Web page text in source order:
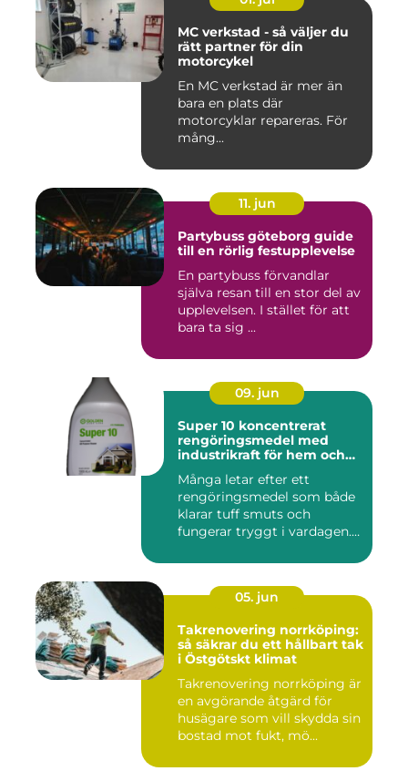
MC verkstad - så väljer du
rätt partner för din
motorcykel
En MC verkstad är mer än
bara en plats där
motorcyklar repareras. För
mång...
11. jun
Partybuss göteborg guide
till en rörlig festupplevelse
En partybuss förvandlar
själva resan till en stor del av
upplevelsen. I stället för att
bara ta sig ...
09. jun
Super 10 koncentrerat
rengöringsmedel med
industrikraft för hem och
Många letar efter ett
rengöringsmedel som både
klarar tuff smuts och
fungerar tryggt i vardagen.
05. jun
Takrenovering norrköping:
så säkrar du ett hållbart tak
i Östgötskt klimat
Takrenovering norrköping är
en avgörande åtgärd för
husägare som vill skydda sin
bostad mot fukt, mö...